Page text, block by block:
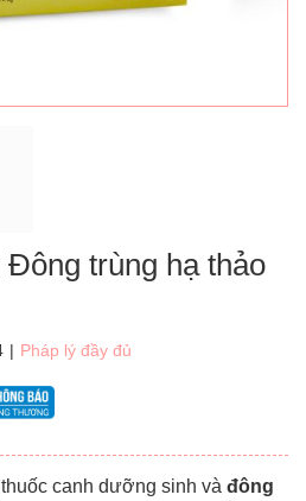
trùng hạ thảo
| Pháp lý đầy đủ
canh dưỡng sinh và đông